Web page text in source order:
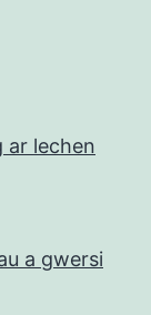
ar lechen
a gwersi